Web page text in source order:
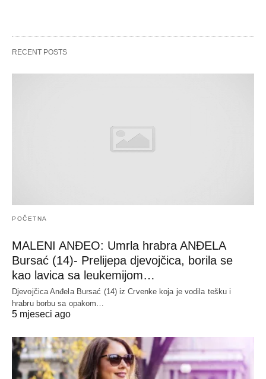
RECENT POSTS
POČETNA
MALENI ANĐEO: Umrla hrabra ANĐELA
Bursać (14)- Prelijepa djevojčica, borila se
kao lavica sa leukemijom…
Djevojčica Anđela Bursać (14) iz Crvenke koja je vodila tešku i
hrabru borbu sa opakom…
5 mjeseci ago